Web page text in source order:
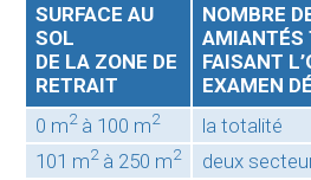
SURFACE AU
SOL
DE LA ZONE DE
RETRAIT
NOMBRE
AMIANTÉS
FAISANT
EXAMEN
0 m2à 100 m2
la totalité
101 m2à 250 m2 deux